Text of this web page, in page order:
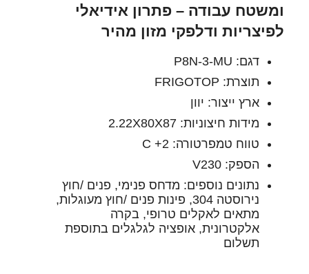
ומשטח עבודה – פתרון אידיאלי
לפיצריות ודלפקי מזון מהיר
דגם: P8N-3-MU
תוצרת: FRIGOTOP
ארץ ייצור: יוון
מידות חיצוניות: 2.22X80X87
טווח טמפרטורה: C +2
הספק: V230
נתונים נוספים: מדחס פנימי, פנים /חוץ
נירוסטה 304, פינות פנים /חוץ מעוגלות,
מתאים לאקלים טרופי, בקרה
אלקטרונית, אופציה לגלגלים בתוספת
תשלום